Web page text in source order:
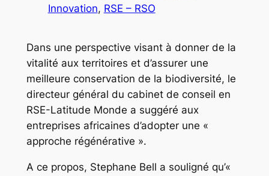
Innovation, RSE – RSO
Dans une perspective visant à donner de la
vitalité aux territoires et d’assurer une
meilleure conservation de la biodiversité, le
directeur général du cabinet de conseil en
RSE-Latitude Monde a suggéré aux
entreprises africaines d’adopter une «
approche régénérative ».
A ce propos, Stephane Bell a souligné qu’«